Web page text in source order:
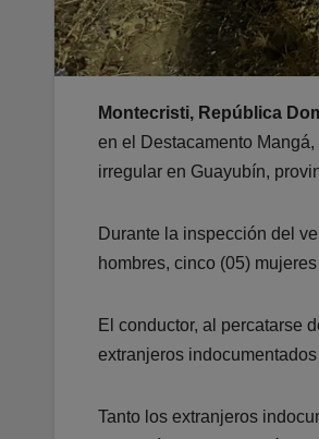
Montecristi, República
en el Destacamento
irregular en Guayubín,
Durante la inspección del
hombres, cinco (05)
El conductor, al percatarse
extranjeros
Tanto los extranjeros